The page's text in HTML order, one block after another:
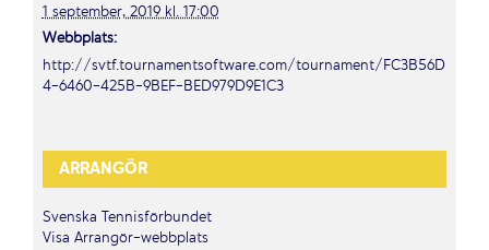
1 september, 2019 kl. 17:00
Webbplats:
http://svtf.tournamentsoftware.com/tournament/FC3B56D
4-6460-425B-9BEF-BED979D9E1C3
ARRANGÖR
Svenska Tennisförbundet
Visa Arrangör-webbplats